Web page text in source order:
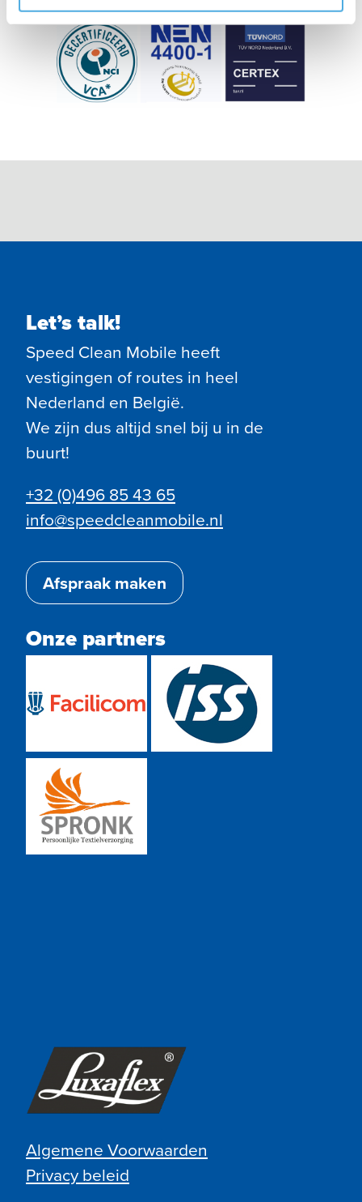
Let’s talk!
Speed Clean Mobile heeft
vestigingen of routes in heel
Nederland en België.
We zijn dus altijd snel bij u in de
buurt!
+32 (0)496 85 43 65
info@speedcleanmobile.nl
Afspraak maken
Onze partners
Algemene Voorwaarden
Privacy beleid